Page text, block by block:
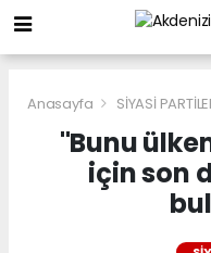
Anasayfa SİYASİ
"Bunu
için son